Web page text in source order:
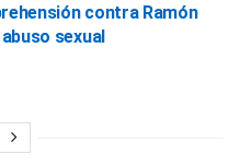
contra Ramón
sexual